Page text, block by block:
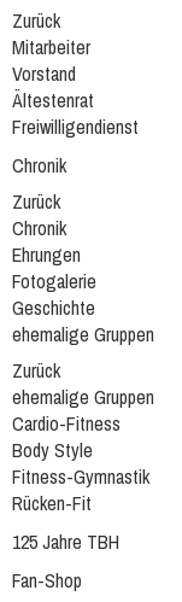
Zurück
Mitarbeiter
Vorstand
Ältestenrat
Freiwilligendienst
Chronik
Zurück
Chronik
Ehrungen
Fotogalerie
Geschichte
ehemalige Gruppen
Zurück
ehemalige Gruppen
Cardio-Fitness
Body Style
Fitness-Gymnastik
Rücken-Fit
125 Jahre TBH
Fan-Shop